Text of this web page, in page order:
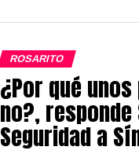
ROSARITO
¿Por qué
no?,
Seguridad a